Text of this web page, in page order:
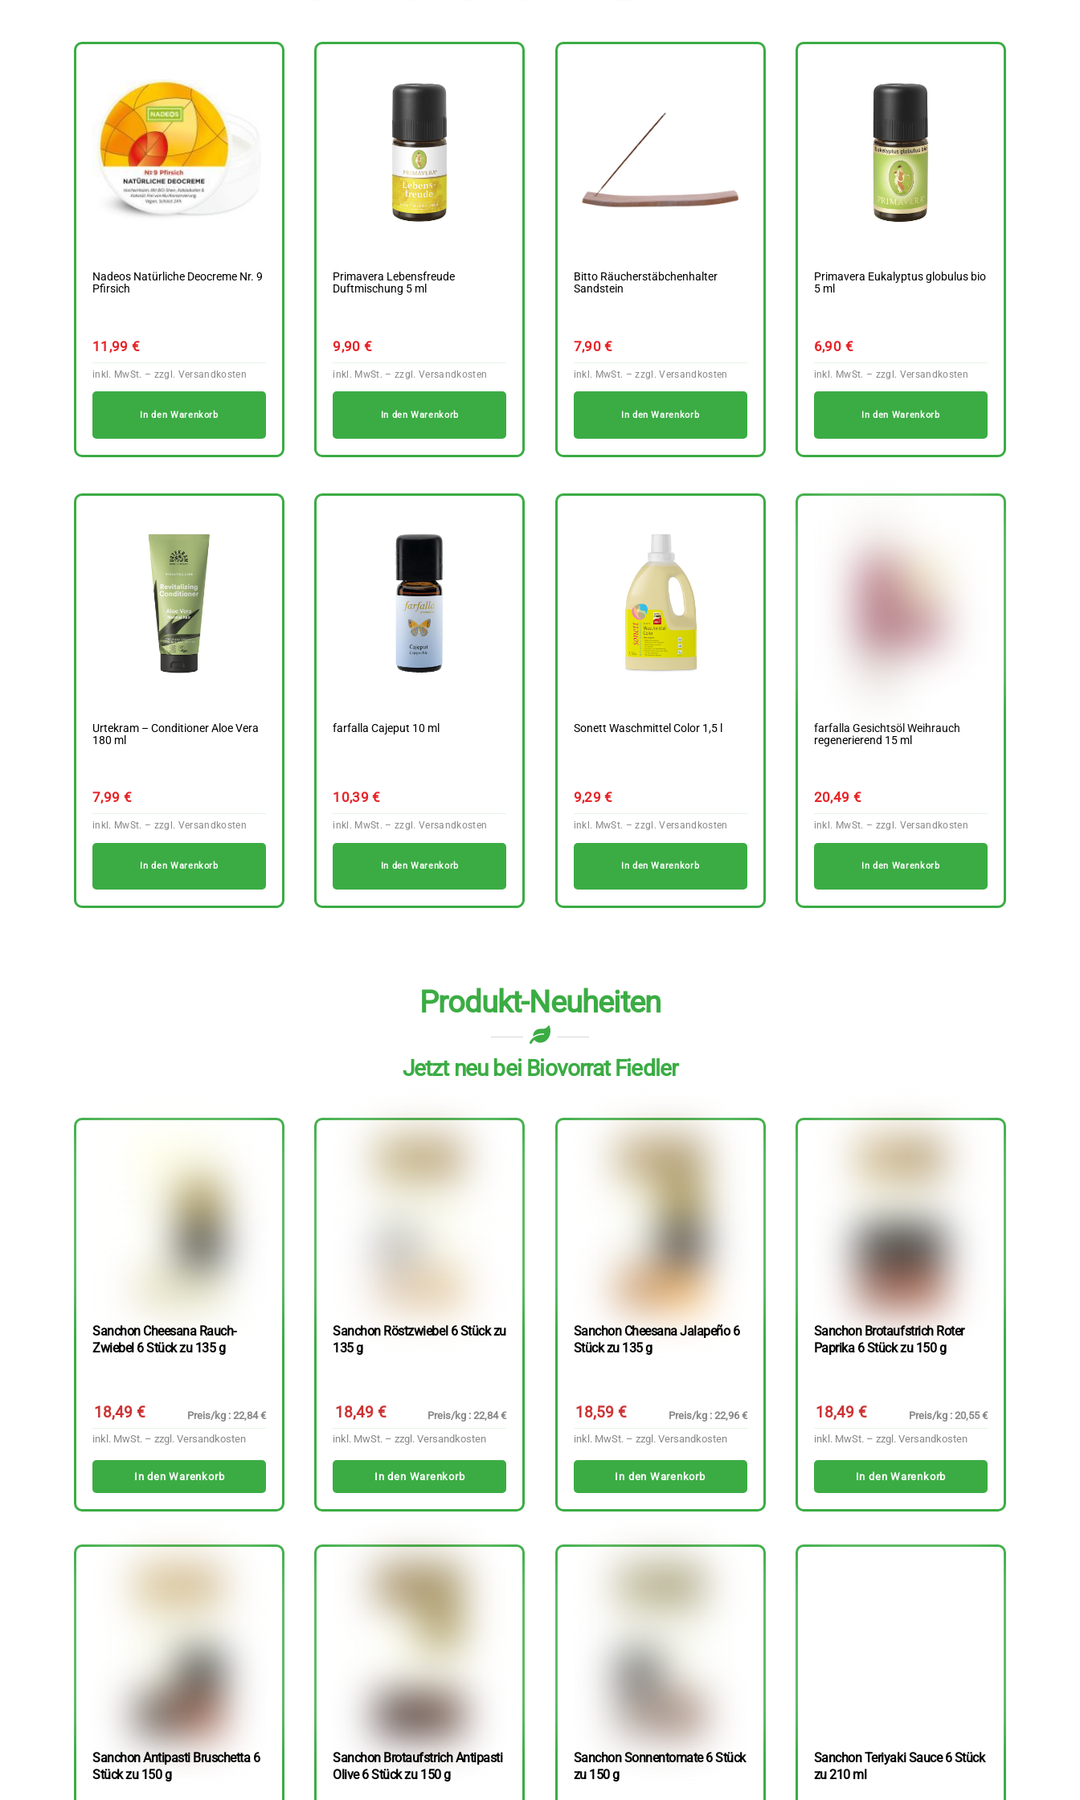
Nadeos Natürliche Deocreme Nr. 9
Pfirsich
11,99€
In den Warenkorb
Primavera Lebensfreude
Duftmischung 5 ml
9,90 €
In den Warenkorb
Bitto Räucherstäbchenhalter
Sandstein
7,90€
In den Warenkorb
Primavera Eukalyptus globulus bio
5 ml
6,90 €
In den Warenkorb
Urtekram – Conditioner Aloe Vera
180 ml
7,99 €
In den Warenkorb
farfalla Cajeput 10 ml
10,39€
In den Warenkorb
Sonett Waschmittel Color 1,5 l
9,29€
In den Warenkorb
farfalla Gesichtsöl Weihrauch
regenerierend 15 ml
20,49 €
In den Warenkorb
Produkt-Neuheiten
Jetzt neu bei Biovorrat Fiedler
Sanchon Cheesana Rauch-
Zwiebel 6 Stück zu 135 g
18,49€
Preis/kg : 22,84 €
inkl. MwSt. – zzgl. Versandkosten
In den Warenkorb
Sanchon Röstzwiebel 6 Stück zu
135 g
18,49 €
Preis/kg : 22,84 €
inkl. MwSt. – zzgl.Versandkosten
In den Warenkorb
Sanchon Cheesana Jalapeño 6
Stück zu 135 g
18,59 €
Preis/kg : 22,96 €
inkl. MwSt. – zzgl. Versandkosten
In den Warenkorb
Sanchon Brotaufstrich Roter
Paprika 6 Stück zu 150 g
18,49€
Preis/kg : 20,55 €
inkl. MwSt. – zzgl. Versandkosten
In den Warenkorb
Sanchon Antipasti Bruschetta 6
Stück zu 150 g
Sanchon Brotaufstrich Antipasti
Olive 6 Stück zu 150 g
Sanchon Sonnentomate 6 Stück
zu 150 g
Sanchon Teriyaki Sauce 6 Stück
zu 210 ml